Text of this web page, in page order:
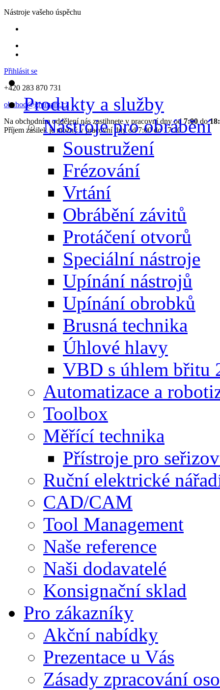
Nástroje vašeho úspěchu
Přihlásit se
+420 283 870 731
obchod@grumant.cz
Na obchodním oddělení nás zastihnete v pracovní dny od 7:00 do
Příjem zásilek je možný v pracovní dny od 7:00 do 17:30.
Produkty a služby
Nástroje pro obrábění
Soustružení
Frézování
Vrtání
Obrábění závitů
Protáčení otvorů
Speciální nástroje
Upínání nástrojů
Upínání obrobků
Brusná technika
Úhlové hlavy
VBD s úhlem břitu
Automatizace a
Toolbox
Měřící technika
Přístroje pro
Ruční elektrické
CAD/CAM
Tool Management
Naše reference
Naši dodavatelé
Konsignační sklad
Pro zákazníky
Akční nabídky
Prezentace u Vás
Zásady zpracování